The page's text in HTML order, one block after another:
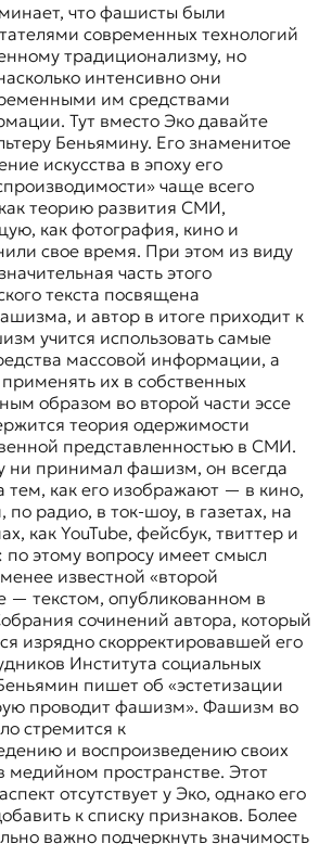
что фашисты были
современных технологий
традиционализму, но
интенсивно они
им средствами
Тут вместо Эко давайте
Беньямину. Его знаменитое
искусства в эпоху его
чаще всего
теорию развития СМИ,
как фотография, кино и
свое время. При этом из виду
часть этого
текста посвящена
и автор в итоге приходит к
учится использовать самые
массовой информации, а
их в собственных
образом во второй части эссе
теория одержимости
представленностью в СМИ.
ни принимал фашизм, он всегда
тем, как его изображают — в кино,
по радио, в ток-шоу, в газетах, на
как YouTube, фейсбук, твиттер и
по этому вопросу имеет смысл
известной «второй
— текстом, опубликованном в
сочинений автора, который
изрядно скорректировавшей его
Института социальных
пишет об «эстетизации
проводит фашизм». Фашизм во
стремится к
и воспроизведению своих
медийном пространстве. Этот
отсутствует у Эко, однако его
к списку признаков. Более
важно подчеркнуть значимость